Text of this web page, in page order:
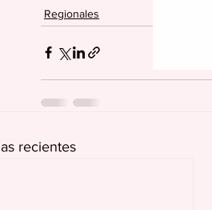
Regionales
recientes